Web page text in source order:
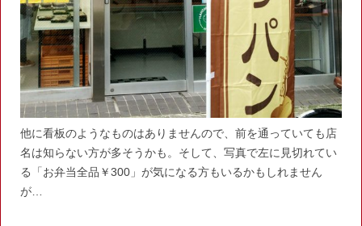
他に看板のようなものはありませんので、前を通っていても店
名は知らない方が多そうかも。そして、写真で左に見切れてい
る「お弁当全品￥300」が気になる方もいるかもしれません
が…